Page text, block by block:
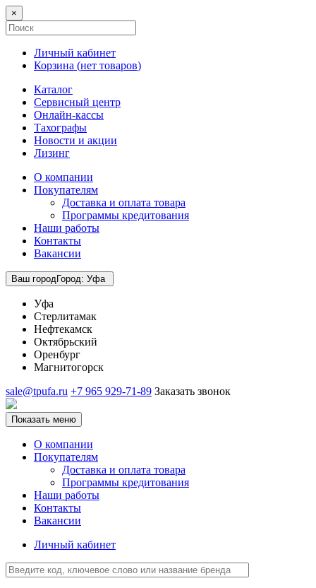
×
Личный кабинет
Корзина (нет товаров)
Каталог
Сервисный центр
Онлайн-кассы
Тахографы
Новости и акции
Лизинг
О компании
Покупателям
Доставка и оплата товара
Программы кредитования
Наши работы
Контакты
Вакансии
Ваш городГород: Уфа
Уфа
Стерлитамак
Нефтекамск
Октябрьский
Оренбург
Магнитогорск
sale@tpufa.ru +7 965 929-71-89 Заказать звонок
Показать меню
О компании
Покупателям
Доставка и оплата товара
Программы кредитования
Наши работы
Контакты
Вакансии
Личный кабинет